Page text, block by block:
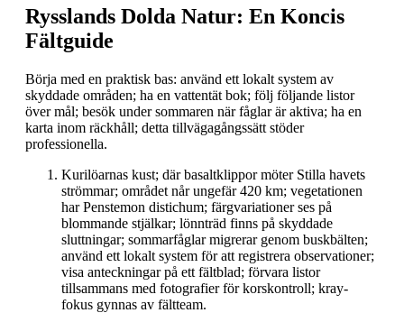
Rysslands Dolda Natur: En Koncis
Fältguide
Börja med en praktisk bas: använd ett lokalt system av
skyddade områden; ha en vattentät bok; följ följande listor
över mål; besök under sommaren när fåglar är aktiva; ha en
karta inom räckhåll; detta tillvägagångssätt stöder
professionella.
Kurilöarnas kust; där basaltklippor möter Stilla havets
strömmar; området når ungefär 420 km; vegetationen
har Penstemon distichum; färgvariationer ses på
blommande stjälkar; lönnträd finns på skyddade
sluttningar; sommarfåglar migrerar genom buskbälten;
använd ett lokalt system för att registrera observationer;
visa anteckningar på ett fältblad; förvara listor
tillsammans med fotografier för korskontroll; kray-
fokus gynnas av fältteam.